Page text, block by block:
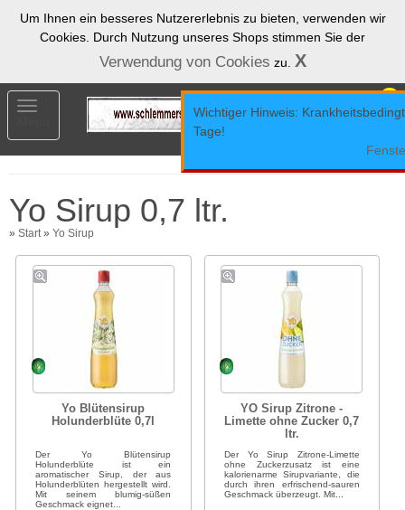
Um Ihnen ein besseres Nutzererlebnis zu bieten, verwenden wir
Cookies. Durch Nutzung unseres Shops stimmen Sie der
Verwendung von Cookies zu. X
Wichtiger Hinweis:
Tage!
0
Toggle
navigation
Yo Sirup 0,7 ltr.
» Start» Yo Sirup
Yo Blütensirup
Holunderblüte 0,7l
Der Yo Blütensirup
Holunderblüte ist ein
aromatischer Sirup, der aus
Holunderblüten hergestellt wird.
Mit seinem blumig-süßen
Geschmack eignet...
YO Sirup Zitrone -
Limette ohne Zucker 0,7
ltr.
Der Yo Sirup Zitrone-Limette
ohne Zuckerzusatz ist eine
kalorienarme Sirupvariante, die
durch ihren erfrischend-sauren
Geschmack überzeugt. Mit...